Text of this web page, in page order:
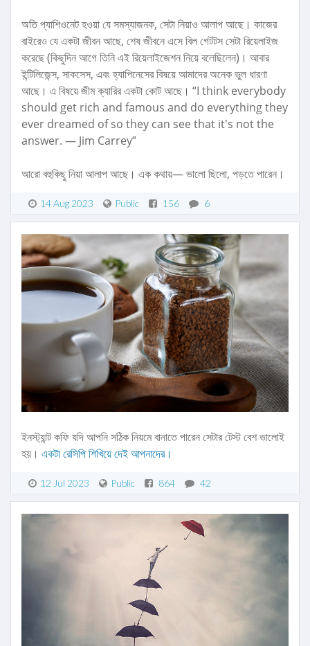
অতি প্যাশিওনেট হওয়া যে সমস্যাজনক, সেটা নিয়াও আলাপ আছে। কাজের
বাইরেও যে একটা জীবন আছে, শেষ জীবনে এসে বিল গেটটস সেটা রিয়েলাইজ
করেছে (কিছুদিন আগে তিনি এই রিয়েলাইজেশন নিয়ে বলেছিলেন)। আবার
ইন্টিলিজেন্স, সাকসেস, এবং হ্যাপিনেসের বিষয়ে আমাদের অনেক ভুল ধারণা
আছে। এ বিষয়ে জীম ক্যারির একটা কোট আছে। “I think everybody
should get rich and famous and do everything they
ever dreamed of so they can see that it's not the
answer. ― Jim Carrey”
আরো বহুকিছু নিয়া আলাপ আছে। এক কথায়— ভালো ছিলো, পড়তে পারেন।
14 Aug 2023 Public 156 6
ইনস্ট্যান্ট কফি যদি আপনি সঠিক নিয়মে বানাতে পারেন সেটার টেস্ট বেশ ভালোই
হয়। একটা রেসিপি শিখিয়ে দেই আপনাদের।
12 Jul 2023 Public 864 42